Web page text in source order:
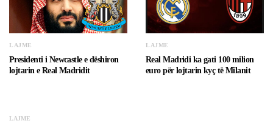
LAJME
Presidenti i Newcastle e dëshiron
lojtarin e Real Madridit
LAJME
Real Madridi ka gati 100 milion
euro për lojtarin kyç të Milanit
LAJME